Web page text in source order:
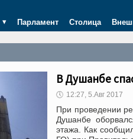
Парламент Столица
В Душанбе
🕔 12:27, 5.Авг 2017
При проведении
Душанбе
этажа. Как